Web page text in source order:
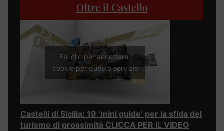
Oltre il Castello
Fai clic per accettare i
cookie per questo servizio
Castelli di Sicilia: 19 ‘mini guide’ per la sfida del
turismo di prossimità CLICCA PER IL VIDEO